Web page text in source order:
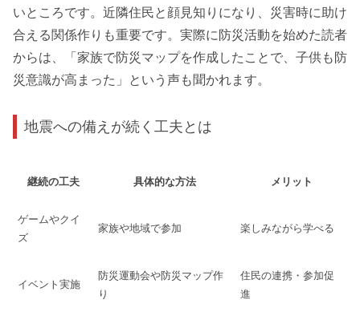
いところです。近隣住民と顔見知りになり、災害時に助け
合える関係作りも重要です。実際に防災活動を始めた読者
からは、「家族で防災マップを作成したことで、子供も防
災意識が高まった」という声も聞かれます。
地震への備えが続く工夫とは
継続の工夫 具体的な方法 メリット
ゲームやクイ
ズ
家族や地域で参加 楽しみながら学べる
イベント実施
防災運動会や防災マップ作
り
住民の連携・参加促
進